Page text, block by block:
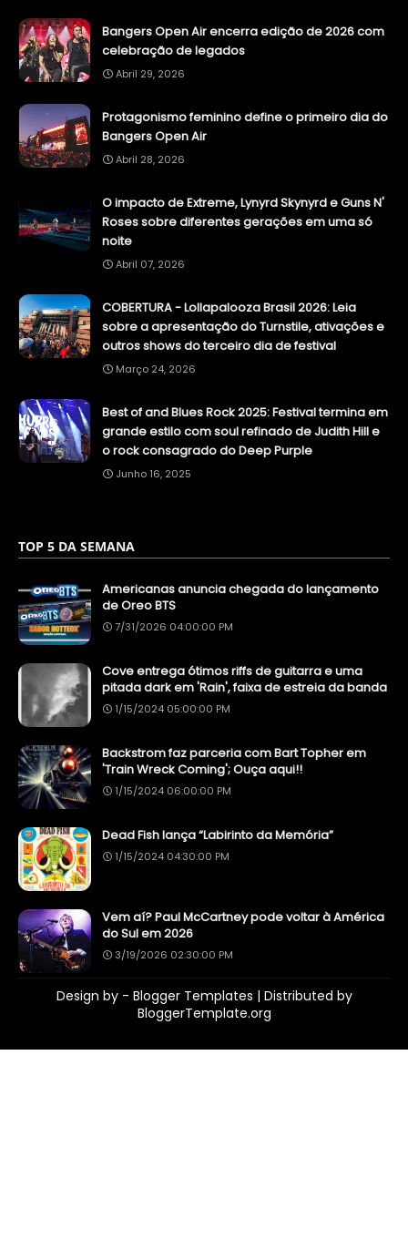
Bangers Open Air encerra edição de 2026 com
celebração de legados
Abril 29, 2026
Protagonismo feminino define o primeiro dia do
Bangers Open Air
Abril 28, 2026
O impacto de Extreme, Lynyrd Skynyrd e Guns N'
Roses sobre diferentes gerações em uma só
noite
Abril 07, 2026
COBERTURA - Lollapalooza Brasil 2026: Leia
sobre a apresentação do Turnstile, ativações e
outros shows do terceiro dia de festival
Março 24, 2026
Best of and Blues Rock 2025: Festival termina em
grande estilo com soul refinado de Judith Hill e
o rock consagrado do Deep Purple
Junho 16, 2025
TOP 5 DA SEMANA
Americanas anuncia chegada do lançamento
de Oreo BTS
7/31/2026 04:00:00 PM
Cove entrega ótimos riffs de guitarra e uma
pitada dark em 'Rain', faixa de estreia da banda
1/15/2024 05:00:00 PM
Backstrom faz parceria com Bart Topher em
'Train Wreck Coming'; Ouça aqui!!
1/15/2024 06:00:00 PM
Dead Fish lança “Labirinto da Memória”
1/15/2024 04:30:00 PM
Vem aí? Paul McCartney pode voltar à América
do Sul em 2026
3/19/2026 02:30:00 PM
Design by - Blogger Templates | Distributed by
BloggerTemplate.org